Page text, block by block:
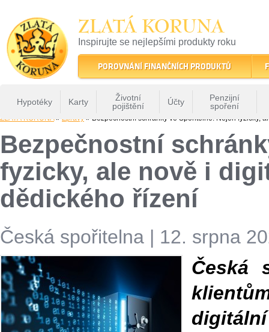
ZLATÁ KORUNA
Inspirujte se nejlepšími produkty roku
22 let tradice a kvality na finančním trhu
POROVNÁNÍ FINANČNÍCH PRODUKTŮ
Hypotéky Karty
Životní
pojištění
Účty
Penzijní
spoření
ZLATÁ KORUNA» Zprávy » Bezpečnostní schránky ve Spořitelně: Nejen fyzicky,
Bezpečnostní
fyzicky, ale nově i
dědického řízení
Česká spořitelna | 12. srpna
Česká